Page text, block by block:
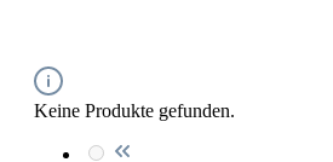
Keine Produkte gefunden.